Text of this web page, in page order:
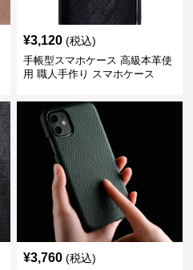
¥3,120 (税込)
手帳型スマホケース 高級本革使
用 職人手作り スマホケース
¥3,760 (税込)